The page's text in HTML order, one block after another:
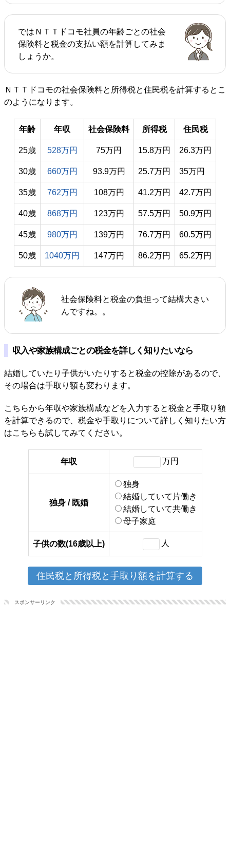
ではＮＴＴドコモ社員の年齢ごとの社会
保険料と税金の支払い額を計算してみま
しょうか。
ＮＴＴドコモの社会保険料と所得税と住民税を計算するとこ
のようになります。
年齢 年収 社会保険料 所得税 住民税
25歳 528万円 75万円 15.8万円 26.3万円
30歳 660万円 93.9万円 25.7万円 35万円
35歳 762万円 108万円 41.2万円 42.7万円
40歳 868万円 123万円 57.5万円 50.9万円
45歳 980万円 139万円 76.7万円 60.5万円
50歳 1040万円 147万円 86.2万円 65.2万円
社会保険料と税金の負担って結構大きい
んですね。。
収入や家族構成ごとの税金を詳しく知りたいなら
結婚していたり子供がいたりすると税金の控除があるので、
その場合は手取り額も変わります。
こちらから年収や家族構成などを入力すると税金と手取り額
を計算できるので、税金や手取りについて詳しく知りたい方
はこちらも試してみてください。
年収 万円
独身 / 既婚
独身
結婚していて片働き
結婚していて共働き
母子家庭
子供の数(16歳以上) 人
スポンサーリンク